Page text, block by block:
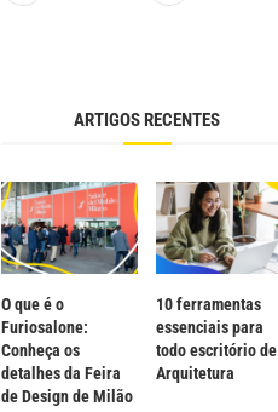
ARTIGOS RECENTES
O que é o
Furiosalone:
Conheça os
detalhes da Feira
de Design de Milão
10 ferramentas
essenciais para
todo escritório de
Arquitetura